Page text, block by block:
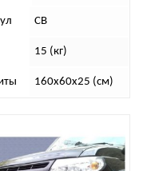
СВ
15 (кг)
160х60х25 (см)